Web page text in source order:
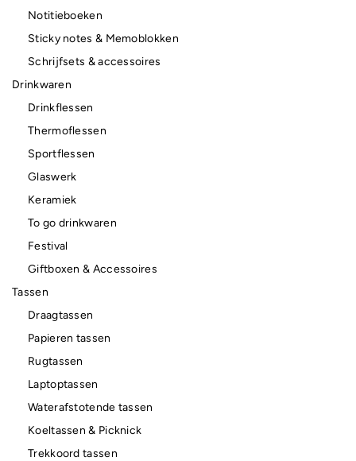
Notitieboeken
Sticky notes & Memoblokken
Schrijfsets & accessoires
Drinkwaren
Drinkflessen
Thermoflessen
Sportflessen
Glaswerk
Keramiek
To go drinkwaren
Festival
Giftboxen & Accessoires
Tassen
Draagtassen
Papieren tassen
Rugtassen
Laptoptassen
Waterafstotende tassen
Koeltassen & Picknick
Trekkoord tassen